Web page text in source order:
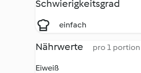
Schwierigkeitsgrad
einfach
Nährwerte pro 1 portion
Eiweiß